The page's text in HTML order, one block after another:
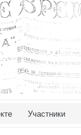
Участники